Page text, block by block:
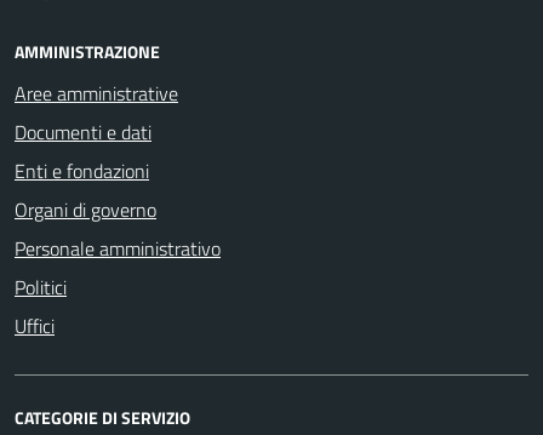
AMMINISTRAZIONE
Aree amministrative
Documenti e dati
Enti e fondazioni
Organi di governo
Personale amministrativo
Politici
Uffici
CATEGORIE DI SERVIZIO